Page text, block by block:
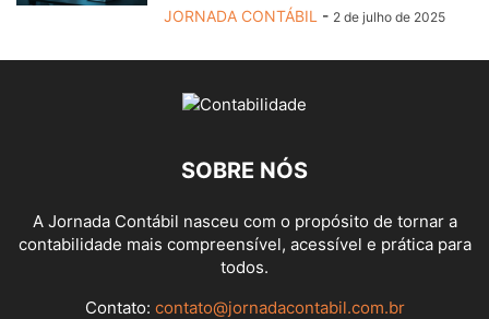
JORNADA CONTÁBIL - 2 de julho de 2025
SOBRE NÓS
A Jornada Contábil nasceu com o propósito de tornar a
contabilidade mais compreensível, acessível e prática para
todos.
Contato: contato@jornadacontabil.com.br